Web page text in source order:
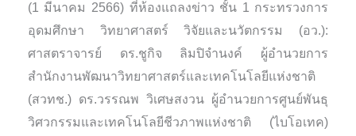
(1 มีนาคม 2566) ที่ห้องแถลงข่าว ชั้น 1 กระทรวงการ
อุดมศึกษา วิทยาศาสตร์ วิจัยและนวัตกรรม (อว.):
ศาสตราจารย์ ดร.ชูกิจ ลิมปิจำนงค์ ผู้อำนวยการ
สำนักงานพัฒนาวิทยาศาสตร์และเทคโนโลยีแห่งชาติ
(สวทช.) ดร.วรรณพ วิเศษสงวน ผู้อำนวยการศูนย์พันธุ
วิศวกรรมและเทคโนโลยีชีวภาพแห่งชาติ (ไบโอเทค)